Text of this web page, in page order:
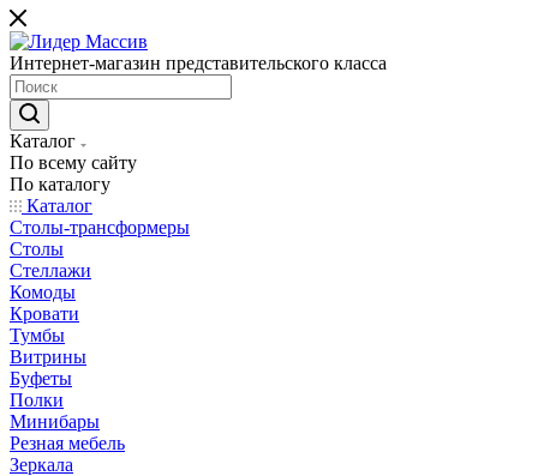
Интернет-магазин представительского класса
Каталог
По всему сайту
По каталогу
Каталог
Столы-трансформеры
Столы
Стеллажи
Комоды
Кровати
Тумбы
Витрины
Буфеты
Полки
Минибары
Резная мебель
Зеркала